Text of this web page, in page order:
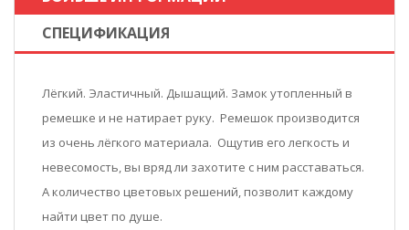
СПЕЦИФИКАЦИЯ
Лёгкий. Эластичный. Дышащий. Замок утопленный в
ремешке и не натирает руку. Ремешок производится
из очень лёгкого материала. Ощутив его легкость и
невесомость, вы вряд ли захотите с ним расставаться.
А количество цветовых решений, позволит каждому
найти цвет по душе.